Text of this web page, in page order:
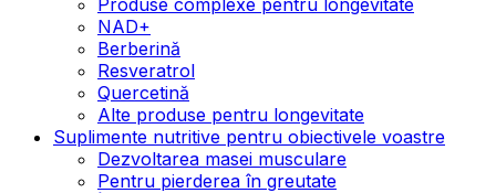
NAD+
Berberină
Resveratrol
Quercetină
Alte produse pentru longevitate
Suplimente nutritive pentru obiectivele voastre
Dezvoltarea masei musculare
Pentru pierderea în greutate